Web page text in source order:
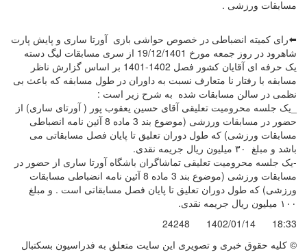
مسابقات ورزشی .
⬅️رای کمیته انضباطی در خصوص حواشی بازی آورتا ساری و پایش پارت
شاهرود در روز جمعه مورخ 19/12/1401 از سری مسابقات لیگ دسته
یک حرفه ای آقایان کشور فصل 1402-1401 بر اساس گزارش ناظر
مسابقه با رفتار نا متعارف نسبت به داوران در طول مسابقه که باعث بی
نظمی در سالن مسابقات شده به شرح زیر است :
_یک جلسه محرومیت تعلیقی آقای حسین یعقوب پور ( آورتای ساری) از
حضور در مسابقات ورزشی (موضوع بند 3 ماده 8 آئین نامه انضباطی
مسابقات ورزشی) که طول دوران تعلیق تا پایان فصل مسابقاتی می
باشد و مبلغ ۳۰ میلیون ریال جریمه نقدی.
-یک جلسه محرومیت تعلیقی تماشاگران باشگاه آورتا ساری از حضور در
مسابقات ورزشی (موضوع بند 3 ماده 8 آئین نامه انضباطی مسابقات
ورزشی) که طول دوران تعلیق تا پایان فصل مسابقاتی است . و مبلغ
١٠٠ میلیون ریال جریمه نقدی.
18:33
1402/01/14
24248
© کليه حقوق خبری و تصويری اين سايت متعلق به فدراسیون بسکتبال